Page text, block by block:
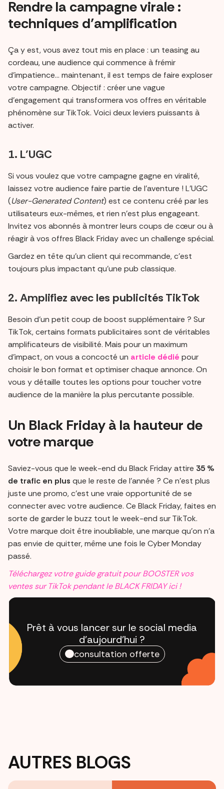
Rendre la campagne virale :
techniques d’amplification
Ça y est, vous avez tout mis en place : un teasing au
cordeau, une audience qui commence à frémir
d’impatience... maintenant, il est temps de faire exploser
votre campagne. Objectif : créer une vague
d’engagement qui transformera vos offres en véritable
phénomène sur TikTok. Voici deux leviers puissants à
activer.
1. L’UGC
Si vous voulez que votre campagne gagne en viralité,
laissez votre audience faire partie de l’aventure ! L’UGC
(User-Generated Content) est ce contenu créé par les
utilisateurs eux-mêmes, et rien n’est plus engageant.
Invitez vos abonnés à montrer leurs coups de cœur ou à
réagir à vos offres Black Friday avec un challenge spécial.
Gardez en tête qu’un client qui recommande, c’est
toujours plus impactant qu’une pub classique.
2. Amplifiez avec les publicités TikTok
Besoin d’un petit coup de boost supplémentaire ? Sur
TikTok, certains formats publicitaires sont de véritables
amplificateurs de visibilité. Mais pour un maximum
d’impact, on vous a concocté un article dédié pour
choisir le bon format et optimiser chaque annonce. On
vous y détaille toutes les options pour toucher votre
audience de la manière la plus percutante possible.
Un Black Friday à la hauteur de
votre marque
Saviez-vous que le week-end du Black Friday attire 35 %
de trafic en plus que le reste de l’année ? Ce n’est plus
juste une promo, c’est une vraie opportunité de se
connecter avec votre audience. Ce Black Friday, faites en
sorte de garder le buzz tout le week-end sur TikTok.
Votre marque doit être inoubliable, une marque qu’on n’a
pas envie de quitter, même une fois le Cyber Monday
passé.
Téléchargez votre guide gratuit pour BOOSTER vos
ventes sur TikTok pendant le BLACK FRIDAY ici !
Prêt à vous lancer sur le social media
d'aujourd'hui ?
consultation offerte
AUTRES BLOGS